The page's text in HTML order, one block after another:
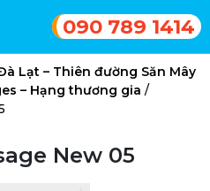
090 789 1414
Lạt – Thiên đường Săn Mây
– Hạng thương gia /
New 05